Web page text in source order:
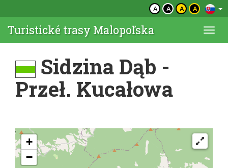
A A A A
Turistické trasy Malopoľska
Sidzina Dąb -
Przeł. Kucałowa
+
−